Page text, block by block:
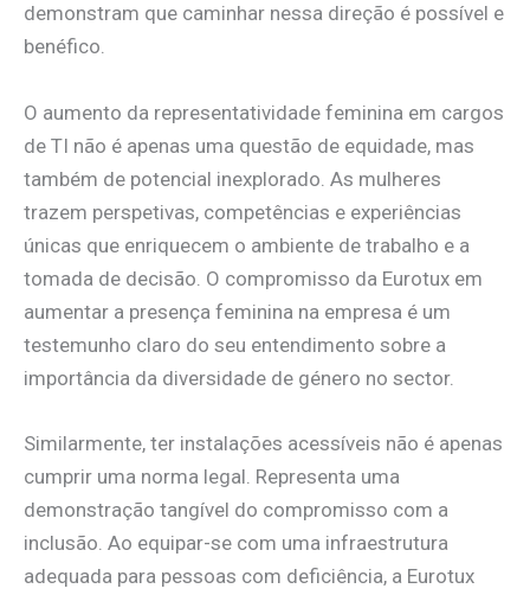
demonstram que caminhar nessa direção é possível e
benéfico.
O aumento da representatividade feminina em cargos
de TI não é apenas uma questão de equidade, mas
também de potencial inexplorado. As mulheres
trazem perspetivas, competências e experiências
únicas que enriquecem o ambiente de trabalho e a
tomada de decisão. O compromisso da Eurotux em
aumentar a presença feminina na empresa é um
testemunho claro do seu entendimento sobre a
importância da diversidade de género no sector.
Similarmente, ter instalações acessíveis não é apenas
cumprir uma norma legal. Representa uma
demonstração tangível do compromisso com a
inclusão. Ao equipar-se com uma infraestrutura
adequada para pessoas com deficiência, a Eurotux